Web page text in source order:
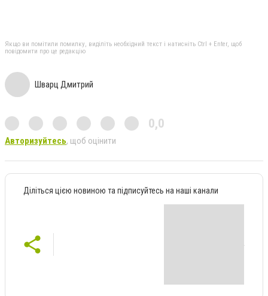
Якщо ви помітили помилку, виділіть необхідний текст і натисніть Ctrl + Enter, щоб
повідомити про це редакцію
Шварц Дмитрий
0,0
Авторизуйтесь, щоб оцінити
Діліться цією новиною та підписуйтесь на наші канали